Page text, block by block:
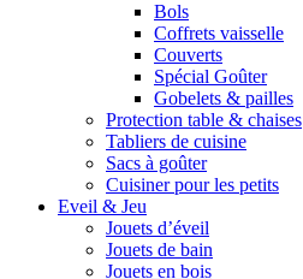
Bols
Coffrets vaisselle
Couverts
Spécial Goûter
Gobelets & pailles
Protection table & chaises
Tabliers de cuisine
Sacs à goûter
Cuisiner pour les petits
Eveil & Jeu
Jouets d’éveil
Jouets de bain
Jouets en bois